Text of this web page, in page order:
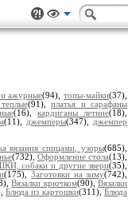
и ажурные(94), топы-майки(37),
(91), платья и сарафаны
(16), кардиганы летние(18),
(11), джемперы(347), джемпер
вязания спицами, узоры(685),
(732), Оформление стола(13),
собаки и другие звери(35),
(175), Заготовки на зиму(742),
Вязалки крючком(90),Вязалки
Блюда из картошки(311),Блюда